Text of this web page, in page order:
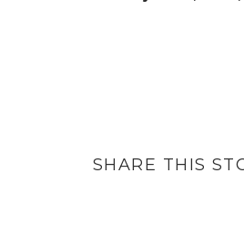
SHARE THIS